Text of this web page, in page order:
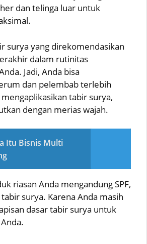
dan telinga luar untuk
surya yang direkomendasikan
dalam rutinitas
Jadi, Anda bisa
dan pelembab terlebih
tabir surya,
dengan merias wajah.
Itu Bisnis Multi
riasan Anda mengandung SPF,
surya. Karena Anda masih
dasar tabir surya untuk